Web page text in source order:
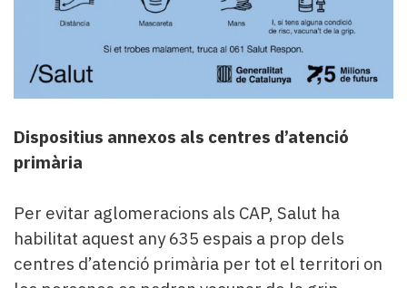
Dispositius annexos als centres d’atenció
primària
Per evitar aglomeracions als CAP, Salut ha
habilitat aquest any 635 espais a prop dels
centres d’atenció primària per tot el territori on